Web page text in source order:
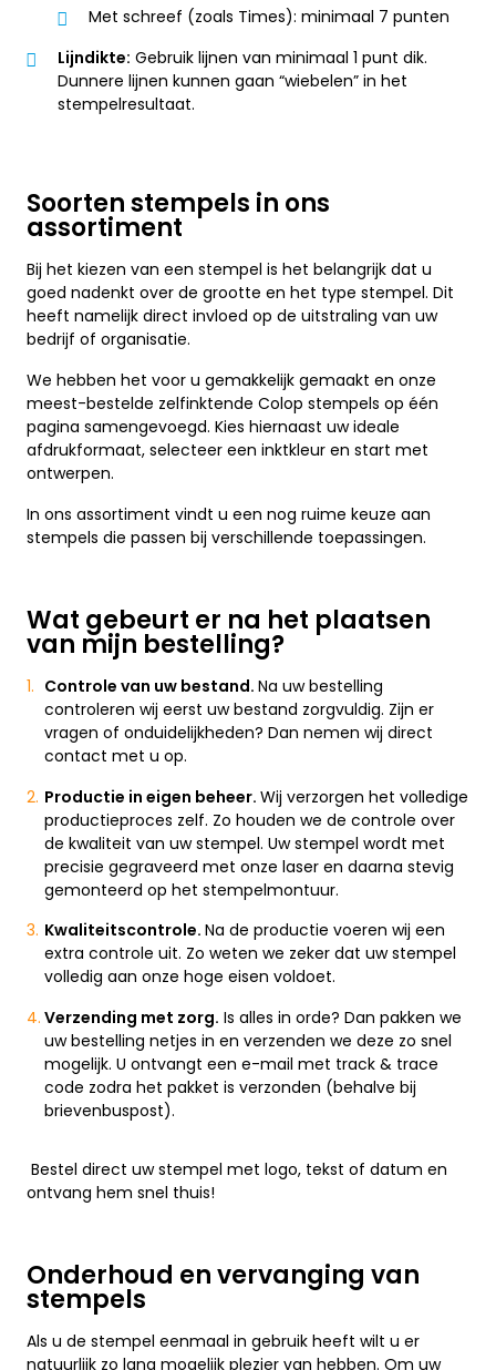
Met schreef (zoals Times): minimaal 7 punten
Lijndikte: Gebruik lijnen van minimaal 1 punt dik.
Dunnere lijnen kunnen gaan “wiebelen” in het
stempelresultaat.
Soorten stempels in ons
assortiment
Bij het kiezen van een stempel is het belangrijk dat u
goed nadenkt over de grootte en het type stempel. Dit
heeft namelijk direct invloed op de uitstraling van uw
bedrijf of organisatie.
We hebben het voor u gemakkelijk gemaakt en onze
meest-bestelde zelfinktende Colop stempels op één
pagina samengevoegd. Kies hiernaast uw ideale
afdrukformaat, selecteer een inktkleur en start met
ontwerpen.
In ons assortiment vindt u een nog ruime keuze aan
stempels die passen bij verschillende toepassingen.
Wat gebeurt er na het plaatsen
van mijn bestelling?
Controle van uw bestand. Na uw bestelling
controleren wij eerst uw bestand zorgvuldig. Zijn er
vragen of onduidelijkheden? Dan nemen wij direct
contact met u op.
Productie in eigen beheer. Wij verzorgen het volledige
productieproces zelf. Zo houden we de controle over
de kwaliteit van uw stempel. Uw stempel wordt met
precisie gegraveerd met onze laser en daarna stevig
gemonteerd op het stempelmontuur.
Kwaliteitscontrole. Na de productie voeren wij een
extra controle uit. Zo weten we zeker dat uw stempel
volledig aan onze hoge eisen voldoet.
Verzending met zorg. Is alles in orde? Dan pakken we
uw bestelling netjes in en verzenden we deze zo snel
mogelijk. U ontvangt een e-mail met track & trace
code zodra het pakket is verzonden (behalve bij
brievenbuspost).
Bestel direct uw stempel met logo, tekst of datum en
ontvang hem snel thuis!
Onderhoud en vervanging van
stempels
Als u de stempel eenmaal in gebruik heeft wilt u er
natuurlijk zo lang mogelijk plezier van hebben. Om uw